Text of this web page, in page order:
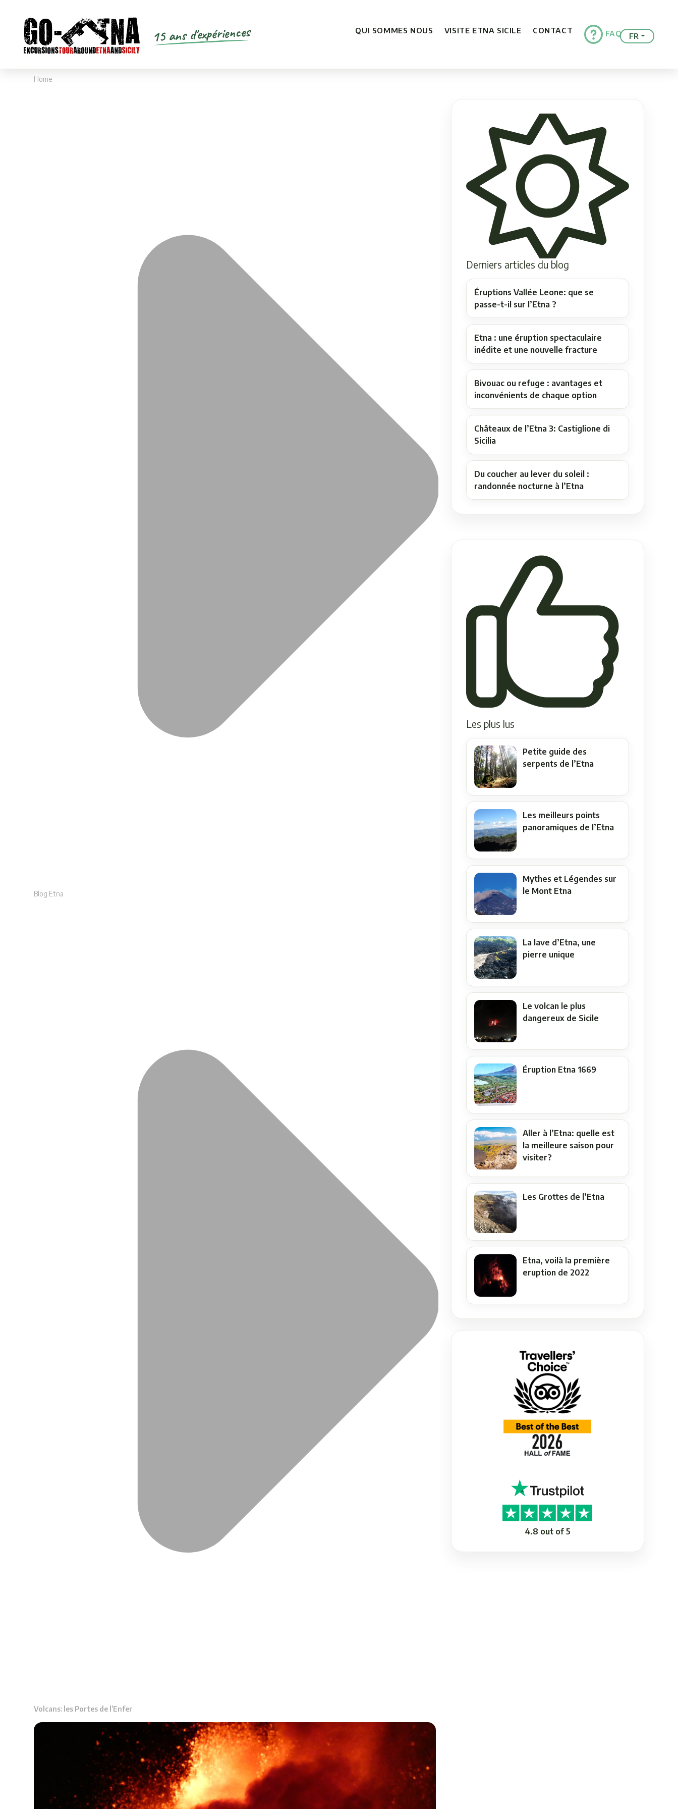
15 ans d'expériences QUI SOMMES NOUS VISITE ETNA SICILE CONTACT FAQ FR
Home
Blog Etna
Volcans: les Portes de l’Enfer
Derniers articles du blog
Éruptions Vallée Leone: que se
passe-t-il sur l’Etna ?
Etna : une éruption spectaculaire
inédite et une nouvelle fracture
Bivouac ou refuge : avantages et
inconvénients de chaque option
Châteaux de l’Etna 3: Castiglione di
Sicilia
Du coucher au lever du soleil :
randonnée nocturne à l’Etna
Les plus lus
Petite guide des
serpents de l’Etna
Les meilleurs points
panoramiques de l’Etna
Mythes et Légendes sur
le Mont Etna
La lave d’Etna, une
pierre unique
Le volcan le plus
dangereux de Sicile
Éruption Etna 1669
Aller à l’Etna: quelle est
la meilleure saison pour
visiter?
Les Grottes de l’Etna
Etna, voilà la première
eruption de 2022
4.8 out of 5